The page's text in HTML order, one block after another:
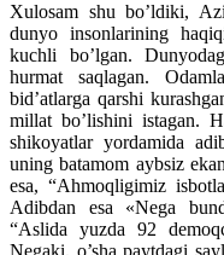
Xulosam shu bo’ldiki,
dunyo insonlarining
kuchli bo’lgan.
hurmat saqlagan.
bid’atlarga qarshi
millat bo’lishini istagan.
shikoyatlar yordamida
uning batamom aybsiz
esa, “Ahmoqligimiz
Adibdan esa «Nega
“Aslida yuzda 92